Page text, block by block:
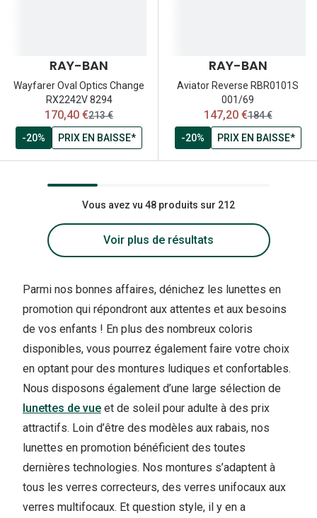
RAY-BAN
Wayfarer Oval Optics Change
RX2242V 8294
maintenant:
170,40 €ancien prix:
213 €
-20%
PRIX EN BAISSE*
RAY-BAN
Aviator Reverse RBR0101S
001/69
maintenant:
147,20 €ancien prix:
184 €
-20%
PRIX EN BAISSE*
Vous avez vu 48 produits sur 212
Voir plus de résultats
Parmi nos bonnes affaires, dénichez les lunettes en
promotion qui répondront aux attentes et aux besoins
de vos enfants ! En plus des nombreux coloris
disponibles, vous pourrez également faire votre choix
en optant pour des montures ludiques et confortables.
Nous disposons également d’une large sélection de
lunettes de vue et de soleil pour adulte à des prix
attractifs. Loin d’être des modèles aux rabais, nos
lunettes en promotion bénéficient des toutes
dernières technologies. Nos montures s’adaptent à
tous les verres correcteurs, des verres unifocaux aux
verres multifocaux. Et question style, il y en a